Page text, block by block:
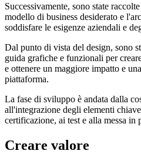
Successivamente, sono state
modello di business desiderato e
soddisfare le esigenze aziendali e
Dal punto di vista del design, sono
guida grafiche e funzionali per
e ottenere un maggiore impatto e
piattaforma.
La fase di sviluppo è andata dalla
all'integrazione degli elementi
certificazione, ai test e alla messa in
Creare valore